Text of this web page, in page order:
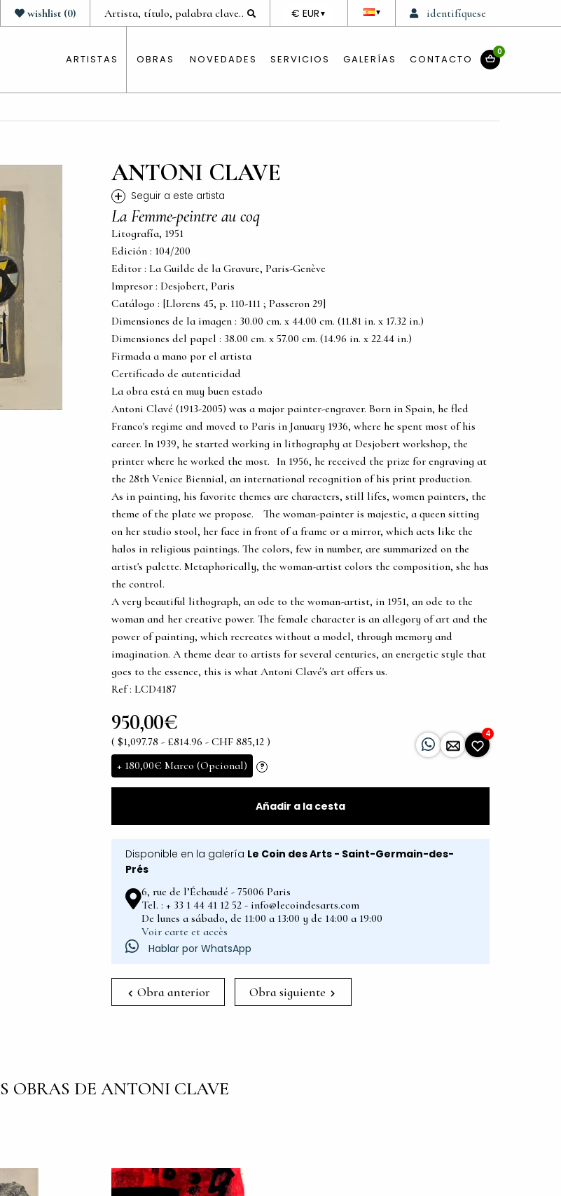
identifíquese
▼
DEVISE
€ EUR ▼
wishlist (0)
ARTISTAS OBRAS NOVEDADES SERVICIOS GALERÍAS CONTACTO
0
ANTONI CLAVE
+ Seguir a este artista
La Femme-peintre au coq
Litografía, 1951
Edición : 104/200
Editor : La Guilde de la Gravure, Paris-Genève
Impresor : Desjobert, Paris
Catálogo : [Llorens 45, p. 110-111 ; Passeron 29]
Dimensiones de la imagen : 30.00 cm. x 44.00 cm. (11.81 in. x 17.32 in.)
Dimensiones del papel : 38.00 cm. x 57.00 cm. (14.96 in. x 22.44 in.)
Firmada a mano por el artista
Certificado de autenticidad
La obra está en muy buen estado
Antoni Clavé (1913-2005) was a major painter-engraver. Born in Spain, he fled
Franco's regime and moved to Paris in January 1936, where he spent most of his
career. In 1939, he started working in lithography at Desjobert workshop, the
printer where he worked the most. In 1956, he received the prize for engraving at
the 28th Venice Biennial, an international recognition of his print production.
As in painting, his favorite themes are characters, still lifes, women painters, the
theme of the plate we propose. The woman-painter is majestic, a queen sitting
on her studio stool, her face in front of a frame or a mirror, which acts like the
halos in religious paintings. The colors, few in number, are summarized on the
artist's palette. Metaphorically, the woman-artist colors the composition, she has
the control.
A very beautiful lithograph, an ode to the woman-artist, in 1951, an ode to the
woman and her creative power. The female character is an allegory of art and the
power of painting, which recreates without a model, through memory and
imagination. A theme dear to artists for several centuries, an energetic style that
goes to the essence, this is what Antoni Clavé's art offers us.
Ref : LCD4187
950,00€
( $1,097.78 - £814.96 - CHF 885,12 )
+ 180,00€ Marco (Opcional) ?
4
Añadir a la cesta
Disponible en la galería Le Coin des Arts - Saint-Germain-des-
Prés
6, rue de l’Échaudé - 75006 Paris
Tel. : + 33 1 44 41 12 52 - info@lecoindesarts.com
De lunes a sábado, de 11:00 a 13:00 y de 14:00 a 19:00
Voir carte et accès
Hablar por WhatsApp
Obra anterior Obra siguiente
OBRAS DE ANTONI CLAVE